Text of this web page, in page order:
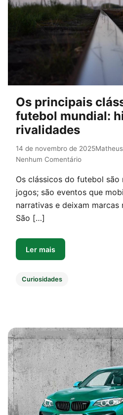
Os principais
futebol mundial:
rivalidades
14 de novembro de 2025
Nenhum Comentário
Os clássicos do futebol são
jogos; são eventos que
narrativas e deixam marcas
São […]
Ler mais
Curiosidades